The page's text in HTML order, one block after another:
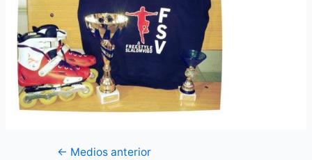
Navegación
← Medios anterior